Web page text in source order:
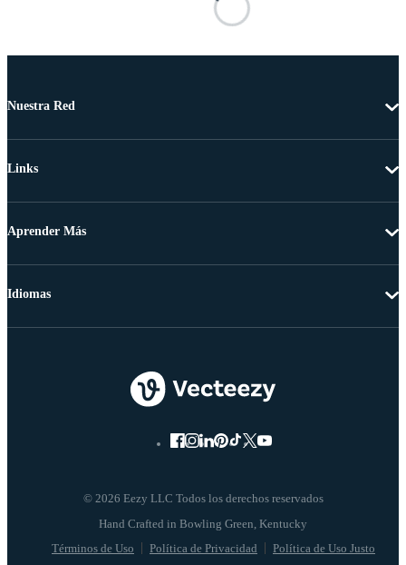
Nuestra Red
Links
Aprender Más
© 2026 Eezy LLC Todos los derechos reservados
Términos de Uso Política de Privacidad Política de Uso Justo
Idiomas